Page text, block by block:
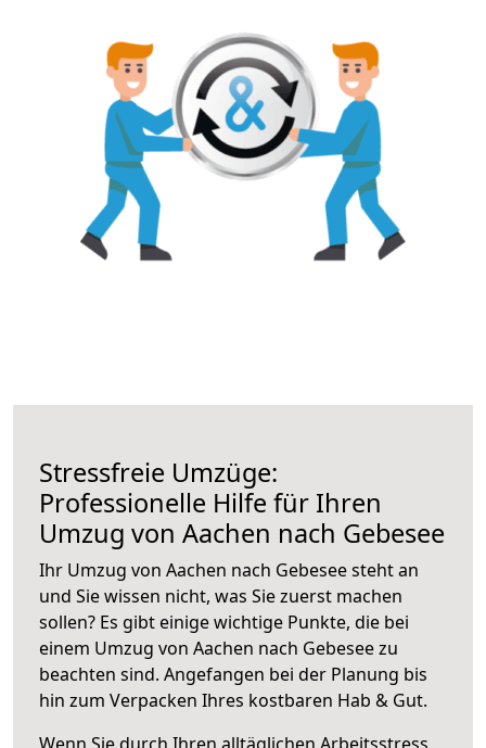
Stressfreie Umzüge:
Professionelle Hilfe für Ihren
Umzug von Aachen nach Gebesee
Ihr Umzug von Aachen nach Gebesee steht an
und Sie wissen nicht, was Sie zuerst machen
sollen? Es gibt einige wichtige Punkte, die bei
einem Umzug von Aachen nach Gebesee zu
beachten sind. Angefangen bei der Planung bis
hin zum Verpacken Ihres kostbaren Hab & Gut.